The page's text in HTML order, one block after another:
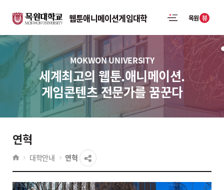
웹툰애니메이션게임대학 목원 뷰
MOKWON UNIVERSITY
세계최고의 웹툰.애니메이션.
게임콘텐츠 전문가를 꿈꾼다
연혁
대학안내 연혁